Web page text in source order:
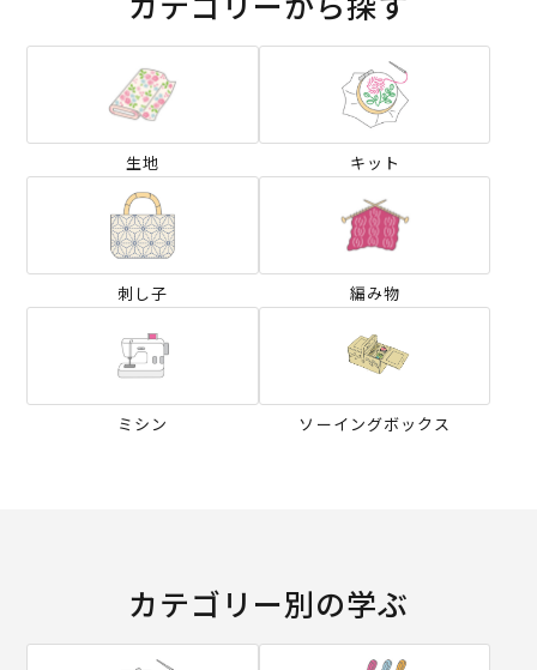
生地 キット
刺し子 編み物
ミシン ソーイングボックス
カテゴリー別の学ぶ